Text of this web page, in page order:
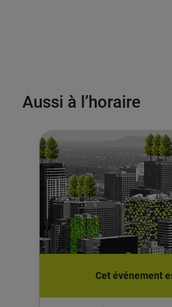
Aussi à l’horaire
Cet événement